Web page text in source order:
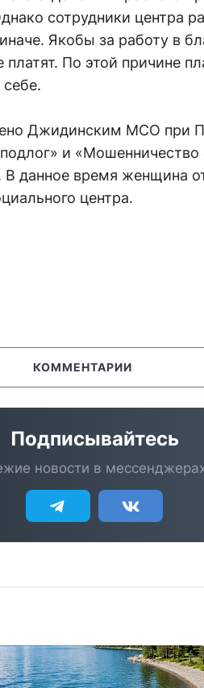
сотрудники центра
Якобы за работу в
платят. По этой причине
Джидинским МСО при
и «Мошенничество
данное время женщина
центра.
КОММЕНТАРИИ
Подписывайтесь
новости в